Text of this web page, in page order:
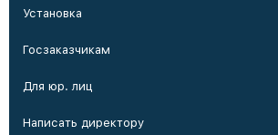
Установка
Госзаказчикам
Для юр. лиц
Написать директору